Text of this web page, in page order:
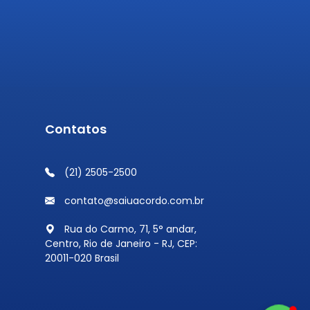
Contatos
(21) 2505-2500
contato@saiuacordo.com.br
Rua do Carmo, 71, 5° andar,
Centro, Rio de Janeiro - RJ, CEP:
20011-020 Brasil